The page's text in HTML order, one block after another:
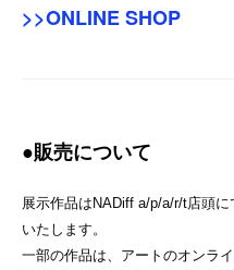
>>ONLINE SHOP
●販売について
展示作品はNADiff a/p/a/r/t店頭
いたします。
一部の作品は、アートのオンラ